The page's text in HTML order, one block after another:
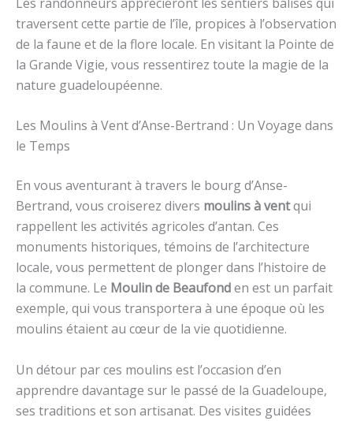
traversent cette partie de l’île, propices à l’observation
de la faune et de la flore locale. En visitant la Pointe de
la Grande Vigie, vous ressentirez toute la magie de la
nature guadeloupéenne.
Les Moulins à Vent d’Anse-Bertrand : Un Voyage dans
le Temps
En vous aventurant à travers le bourg d’Anse-
Bertrand, vous croiserez divers moulins à ventqui
rappellent les activités agricoles d’antan. Ces
monuments historiques, témoins de l’architecture
locale, vous permettent de plonger dans l’histoire de
la commune. Le Moulin de Beaufonden est un parfait
exemple, qui vous transportera à une époque où les
moulins étaient au cœur de la vie quotidienne.
Un détour par ces moulins est l’occasion d’en
apprendre davantage sur le passé de la Guadeloupe,
ses traditions et son artisanat. Des visites guidées